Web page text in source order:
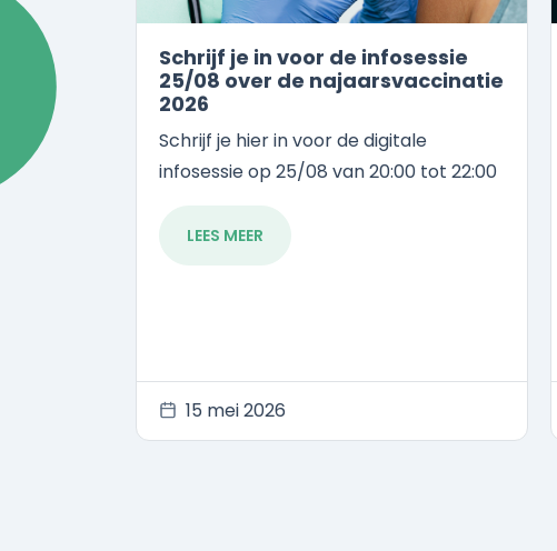
Schrijf je in voor de infosessie
25/08 over de najaarsvaccinatie
2026
Schrijf je hier in voor de digitale
infosessie op 25/08 van 20:00 tot 22:00
LEES MEER
15 mei 2026